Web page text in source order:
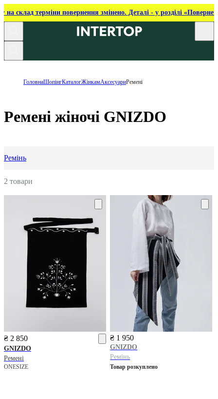
на склад терміни повернення змінено. Деталі - у розділі
ГоловнаШопінгКаталогЖінкамАксесуариРемені
Ремені жіночі GNIZDO
Ремінь
2 товари
₴ 2 850
GNIZDO
Ремені
ONESIZE
₴ 1 950
GNIZDO
Ремінь
Товар розкуплено